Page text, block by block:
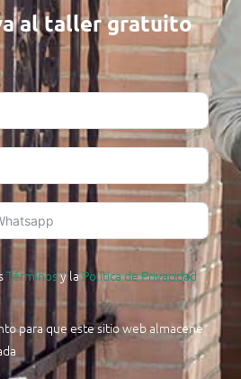
al taller gratuito
Términosy laPolítica de Privacidad
para que este sitio web almacene